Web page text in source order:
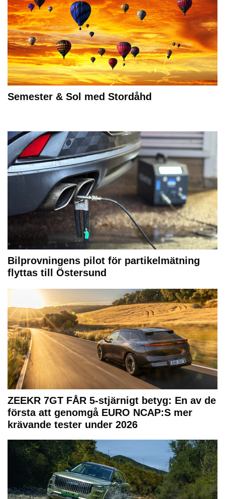
Semester & Sol med Stordåhd
Bilprovningens pilot för partikelmätning
flyttas till Östersund
ZEEKR 7GT FÅR 5-stjärnigt betyg: En av de
första att genomgå EURO NCAP:S mer
krävande tester under 2026